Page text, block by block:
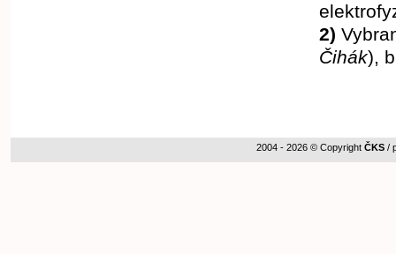
2)
Čihák),
2004 - 2026 © Copyright ČKS /